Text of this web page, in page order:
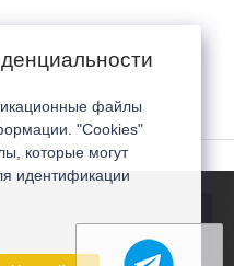
файлы
"Cookies"
которые могут
идентификации